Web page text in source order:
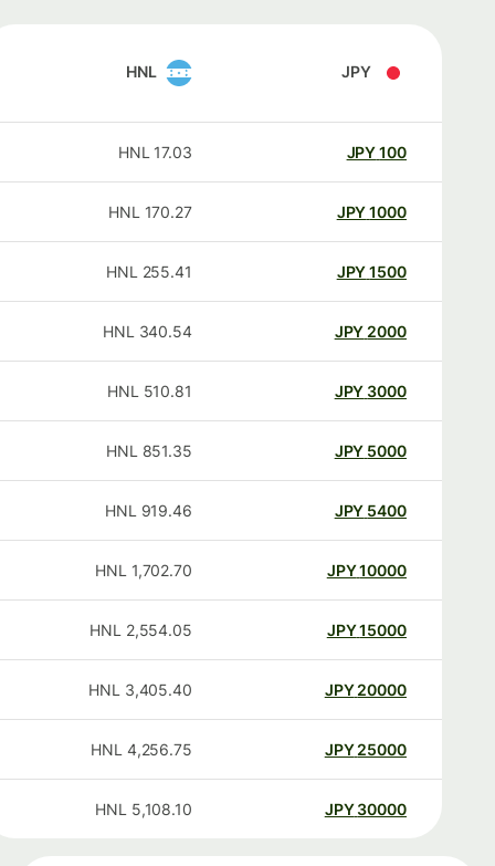
JPY
HNL
100
JPY
17.03
HNL
1000
JPY
170.27
HNL
1500
JPY
255.41
HNL
2000
JPY
340.54
HNL
3000
JPY
510.81
HNL
5000
JPY
851.35
HNL
5400
JPY
919.46
HNL
10000
JPY
1,702.70
HNL
15000
JPY
2,554.05
HNL
20000
JPY
3,405.40
HNL
25000
JPY
4,256.75
HNL
30000
JPY
5,108.10
HNL